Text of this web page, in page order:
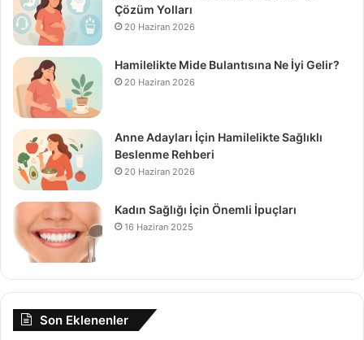
Çözüm Yolları
20 Haziran 2026
Hamilelikte Mide Bulantısına Ne İyi Gelir?
20 Haziran 2026
Anne Adayları İçin Hamilelikte Sağlıklı
Beslenme Rehberi
20 Haziran 2026
Kadın Sağlığı İçin Önemli İpuçları
16 Haziran 2025
Son Eklenenler